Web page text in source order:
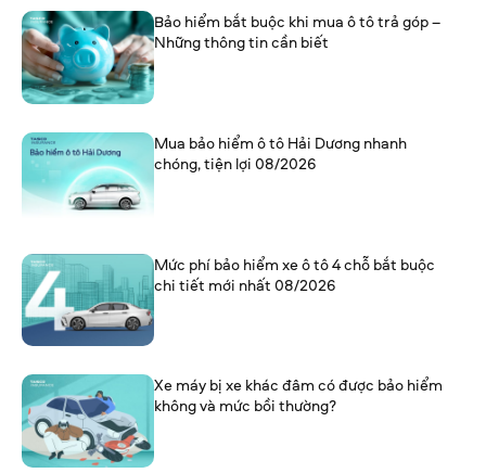
Bảo hiểm bắt buộc khi mua ô tô trả góp –
Những thông tin cần biết
Mua bảo hiểm ô tô Hải Dương nhanh
chóng, tiện lợi 08/2026
Mức phí bảo hiểm xe ô tô 4 chỗ bắt buộc
chi tiết mới nhất 08/2026
Xe máy bị xe khác đâm có được bảo hiểm
không và mức bồi thường?